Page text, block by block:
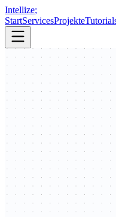
Intellize;
StartServicesProjekte